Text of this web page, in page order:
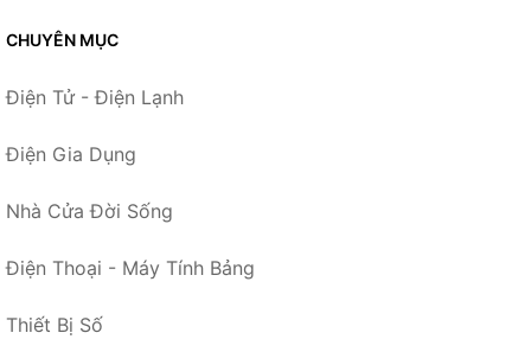
CHUYÊN MỤC
Điện Tử - Điện Lạnh
Điện Gia Dụng
Nhà Cửa Đời Sống
Điện Thoại - Máy Tính Bảng
Thiết Bị Số